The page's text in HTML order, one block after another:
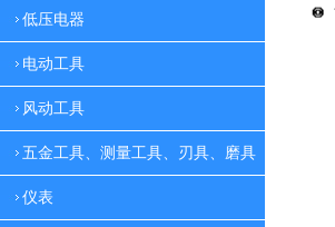
低压电器
电动工具
风动工具
五金工具、测量工具、刃具、磨具
仪表